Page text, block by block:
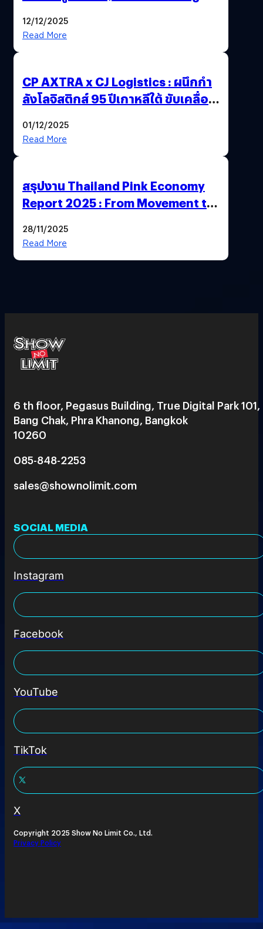
12/12/2025
Read More
CP AXTRA x CJ Logistics : ผนึกกำ
ลังโลจิสติกส์ 95 ปีเกาหลีใต้ ขับเคลื่อน
01/12/2025
Read More
สรุปงาน Thailand Pink Economy
Report 2025 : From Movement to
28/11/2025
Read More
6 th floor, Pegasus Building, True Digital Park 101,
Bang Chak, Phra Khanong, Bangkok
10260
085-848-2253
sales@shownolimit.com
SOCIAL MEDIA
Instagram
Facebook
YouTube
TikTok
X
Copyright 2025 Show No Limit Co., Ltd.
Privacy Policy